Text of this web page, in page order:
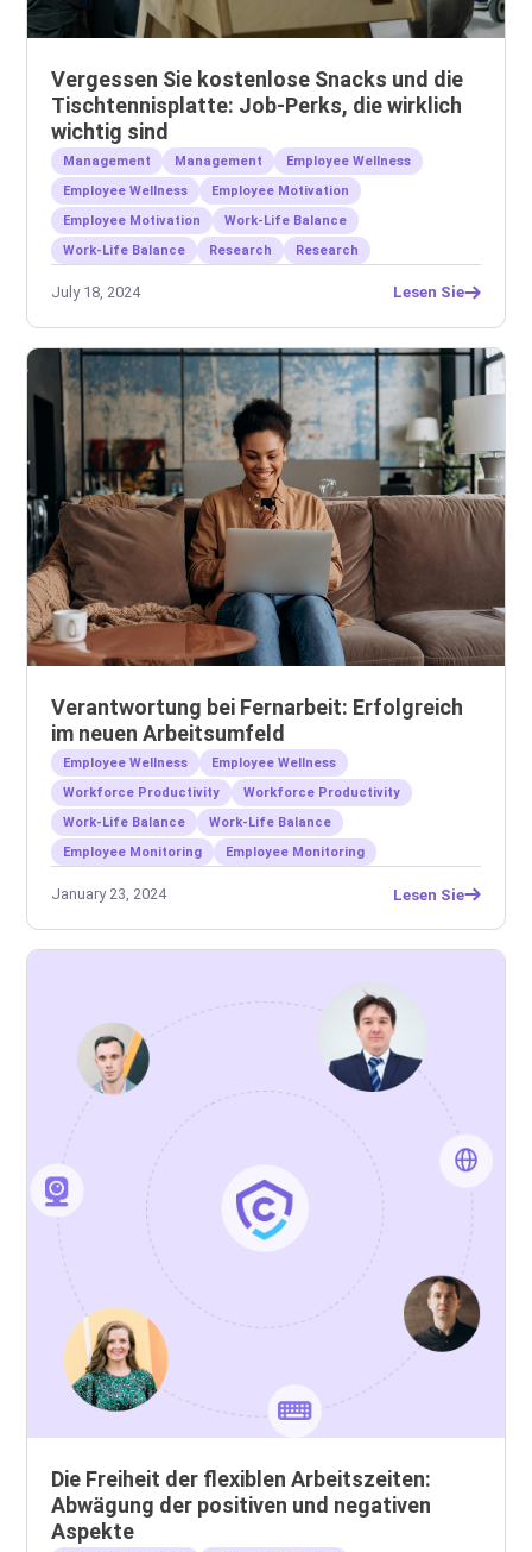
Vergessen Sie kostenlose Snacks und die
Tischtennisplatte: Job-Perks, die wirklich
wichtig sind
Management Management
Employee Wellness
Employee Wellness
Employee Motivation
Employee Motivation
Work-Life Balance
Work-Life Balance
Research Research
July 18, 2024 Lesen Sie
Verantwortung bei Fernarbeit: Erfolgreich
im neuen Arbeitsumfeld
Employee Wellness
Employee Wellness
Workforce Productivity
Workforce Productivity
Work-Life Balance
Work-Life Balance
Employee Monitoring
Employee Monitoring
January 23, 2024 Lesen Sie
Die Freiheit der flexiblen Arbeitszeiten:
Abwägung der positiven und negativen
Aspekte